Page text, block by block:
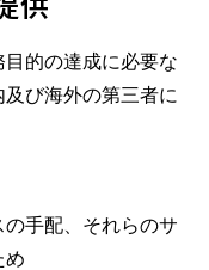
的の達成に必要な
び海外の第三者に
の手配、それらのサ
め